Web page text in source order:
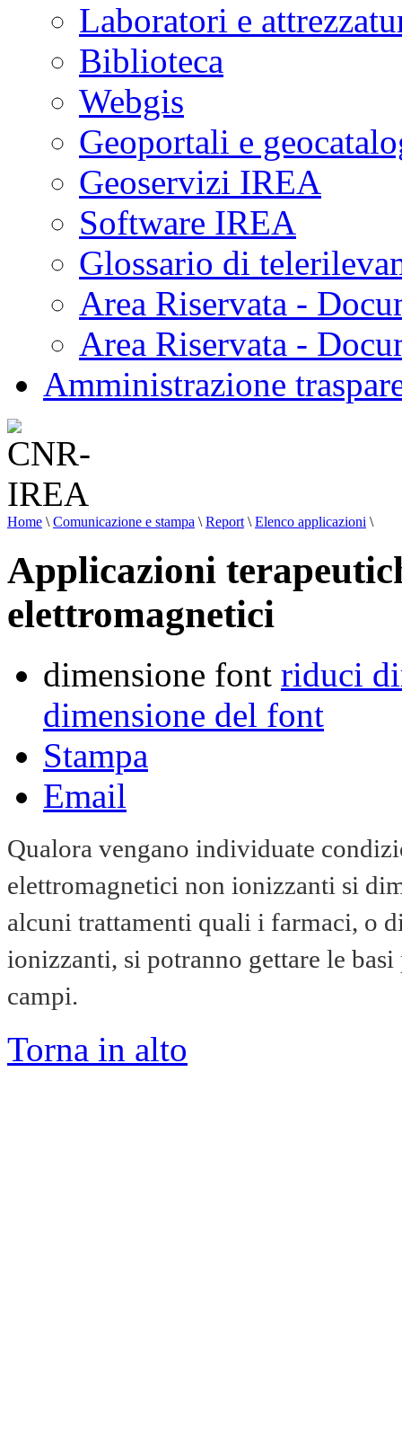
Laboratori e
Biblioteca
Webgis
Geoportali e
Geoservizi IREA
Software IREA
Glossario di
Area Riservata -
Area Riservata -
Amministrazione
Home \ Comunicazione e stampa \ Report \ Elenco applicazioni \
Applicazioni
elettromagnetici
dimensione font riduci
dimensione del font
Stampa
Email
Qualora vengano individuate
elettromagnetici non ionizzanti si
alcuni trattamenti quali i farmaci, o
ionizzanti, si potranno gettare le
campi.
Torna in alto